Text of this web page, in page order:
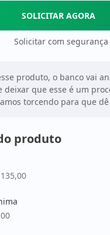
5
SOLICITAR AGORA
Solicitar com segurança
produto, o banco vai
deixar que esse é um
torcendo para que
produto